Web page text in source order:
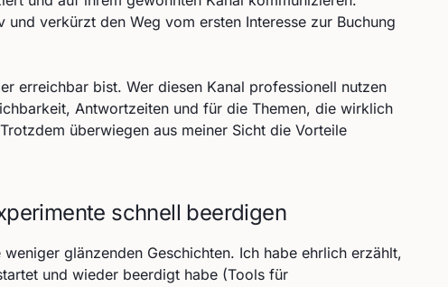
und verkürzt den Weg vom ersten Interesse zur Buchung
erreichbar bist. Wer diesen Kanal professionell nutzen
Antwortzeiten und für die Themen, die wirklich
überwiegen aus meiner Sicht die Vorteile
schnell beerdigen
glänzenden Geschichten. Ich habe ehrlich erzählt,
und wieder beerdigt habe (Tools für